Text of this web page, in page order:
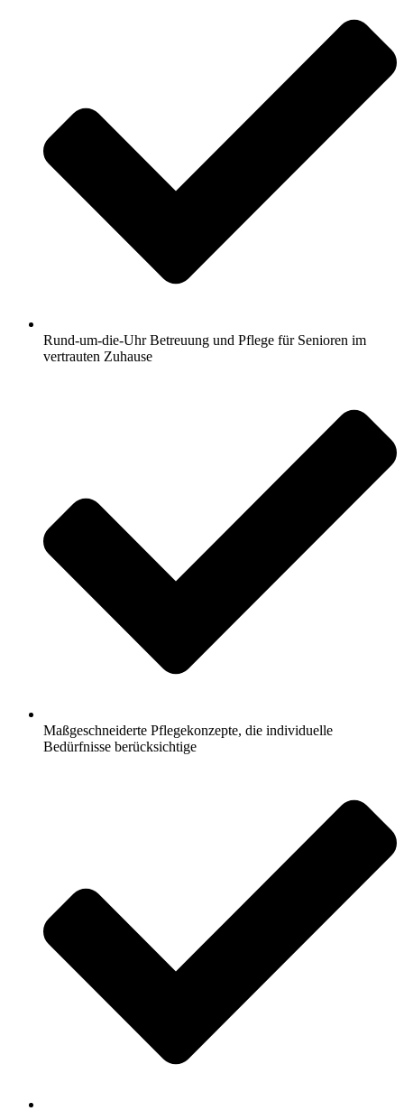
Rund-um-die-Uhr Betreuung und Pflege für Senioren im
vertrauten Zuhause
Maßgeschneiderte Pflegekonzepte, die individuelle
Bedürfnisse berücksichtige